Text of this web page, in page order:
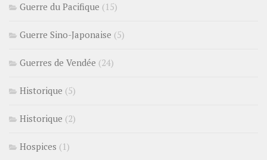
Guerre du Pacifique (15)
Guerre Sino-Japonaise (5)
Guerres de Vendée (24)
Historique (5)
Historique (2)
Hospices (1)